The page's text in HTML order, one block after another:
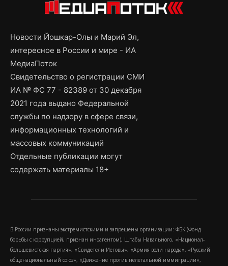
Новости Йошкар-Олы и Марий Эл,
интересное в России и мире - ИА
МедиаПоток
Свидетельство о регистрации СМИ
ИА № ФС 77 - 82389 от 30 декабря
2021 года выдано Федеральной
службы по надзору в сфере связи,
информационных технологий и
массовых коммуникаций
Отдельные публикации могут
содержать материалы 18+
В России признаны экстремистскими и запрещены организации: ФБК (Фонд
борьбы с коррупцией, признан иноагентом), Штабы Навального, «Национал-
большевистская партия», «Свидетели Иеговы», «Армия воли народа», «Русский
общенациональный союз», «Движение против нелегальной иммиграции»,